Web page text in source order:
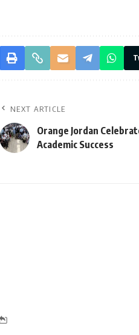
NEXT ARTICLE
Orange Jordan
Academic Success